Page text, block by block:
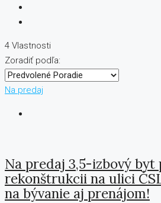
4 Vlastnosti
Zoradiť podľa:
Na predaj
Na predaj 3,5-izbový byt
rekonštrukcii na ulici
na bývanie aj prenájom!